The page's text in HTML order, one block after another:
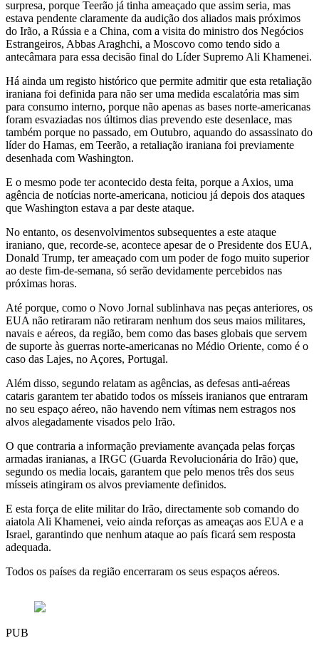
surpresa, porque Teerão já tinha ameaçado que assim seria, mas
estava pendente claramente da audição dos aliados mais próximos
do Irão, a Rússia e a China, com a visita do ministro dos Negócios
Estrangeiros, Abbas Araghchi, a Moscovo como tendo sido a
antecâmara para essa decisão final do Líder Supremo Ali Khamenei.
Há ainda um registo histórico que permite admitir que esta retaliação
iraniana foi definida para não ser uma medida escalatória mas sim
para consumo interno, porque não apenas as bases norte-americanas
foram esvaziadas nos últimos dias prevendo este desenlace, mas
também porque no passado, em Outubro, aquando do assassinato do
líder do Hamas, em Teerão, a retaliação iraniana foi previamente
desenhada com Washington.
E o mesmo pode ter acontecido desta feita, porque a Axios, uma
agência de notícias norte-americana, noticiou já depois dos ataques
que Washington estava a par deste ataque.
No entanto, os desenvolvimentos subsequentes a este ataque
iraniano, que, recorde-se, acontece apesar de o Presidente dos EUA,
Donald Trump, ter ameaçado com um poder de fogo muito superior
ao deste fim-de-semana, só serão devidamente percebidos nas
próximas horas.
Até porque, como o Novo Jornal sublinhava nas peças anteriores, os
EUA não retiraram não retiraram nenhum dos seus maios militares,
navais e aéreos, da região, bem como das bases globais que servem
de suporte às guerras norte-americanas no Médio Oriente, como é o
caso das Lajes, no Açores, Portugal.
Além disso, segundo relatam as agências, as defesas anti-aéreas
cataris garantem ter abatido todos os mísseis iranianos que entraram
no seu espaço aéreo, não havendo nem vítimas nem estragos nos
alvos alegadamente visados pelo Irão.
O que contraria a informação previamente avançada pelas forças
armadas iranianas, a IRGC (Guarda Revolucionária do Irão) que,
segundo os media locais, garantem que pelo menos três dos seus
mísseis atingiram os alvos previamente definidos.
E esta força de elite militar do Irão, directamente sob comando do
aiatola Ali Khamenei, veio ainda reforças as ameaças aos EUA e a
Israel, garantindo que nenhum ataque ao país ficará sem resposta
adequada.
Todos os países da região encerraram os seus espaços aéreos.
PUB